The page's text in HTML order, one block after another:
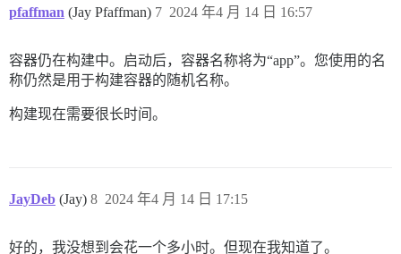
pfaffman (Jay Pfaffman) 2024 年4 月 14 日 16:57
7
容器仍在构建中。启动后，容器名称将为“app”。您使用的名
称仍然是用于构建容器的随机名称。
构建现在需要很长时间。
JayDeb (Jay) 2024 年4 月 14 日 17:15
8
好的，我没想到会花一个多小时。但现在我知道了。